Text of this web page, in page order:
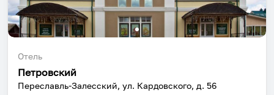
Отель
Петровский
Переславль-Залесский, ул. Кардовского, д. 56